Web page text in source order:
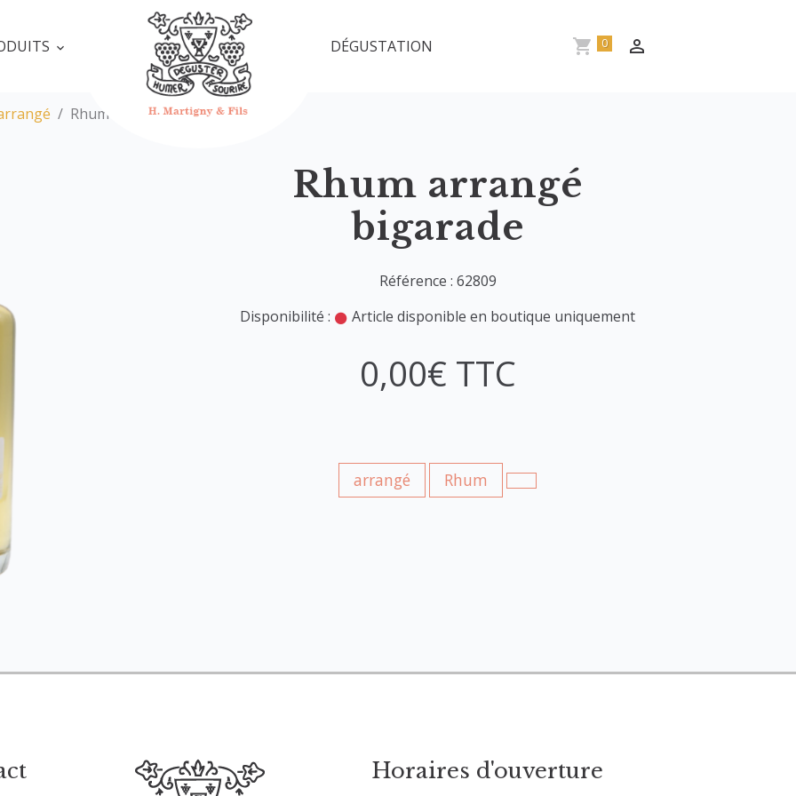
DÉGUSTATION 0
Rhum arrangé bigarade
Rhum arrangé
bigarade
Référence : 62809
Disponibilité :
Article disponible en boutique uniquement
0,00€ TTC
arrangé Rhum
Horaires d'ouverture